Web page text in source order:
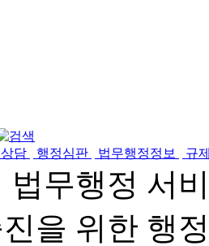
담 행정심판 법무행정정보 규
법무행정 서
을 위한 행